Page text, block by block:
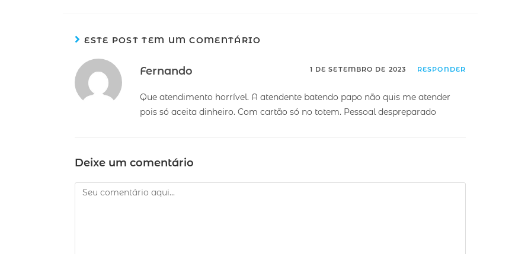
ESTE POST TEM UM COMENTÁRIO
Fernando 1 DE SETEMBRO DE 2023 RESPONDER
Que atendimento horrível. A atendente batendo papo não quis me atender
pois só aceita dinheiro. Com cartão só no totem. Pessoal despreparado
Deixe um comentário